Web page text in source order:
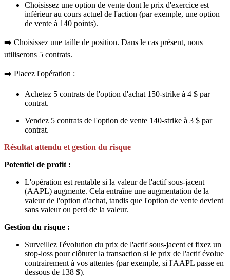
Choisissez une option de vente dont le prix d'exercice est
inférieur au cours actuel de l'action (par exemple, une option
de vente à 140 points).
➡️ Choisissez une taille de position. Dans le cas présent, nous
utiliserons 5 contrats.
➡️ Placez l'opération :
Achetez 5 contrats de l'option d'achat 150-strike à 4 $ par
contrat.
Vendez 5 contrats de l'option de vente 140-strike à 3 $ par
contrat.
Résultat attendu et gestion du risque
Potentiel de profit :
L'opération est rentable si la valeur de l'actif sous-jacent
(AAPL) augmente. Cela entraîne une augmentation de la
valeur de l'option d'achat, tandis que l'option de vente devient
sans valeur ou perd de la valeur.
Gestion du risque :
Surveillez l'évolution du prix de l'actif sous-jacent et fixez un
stop-loss pour clôturer la transaction si le prix de l'actif évolue
contrairement à vos attentes (par exemple, si l'AAPL passe en
dessous de 138 $).